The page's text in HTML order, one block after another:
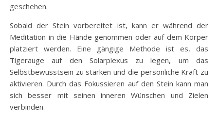
geschehen.
Sobald der Stein vorbereitet ist, kann er während der
Meditation in die Hände genommen oder auf dem Körper
platziert werden. Eine gängige Methode ist es, das
Tigerauge auf den Solarplexus zu legen, um das
Selbstbewusstsein zu stärken und die persönliche Kraft zu
aktivieren. Durch das Fokussieren auf den Stein kann man
sich besser mit seinen inneren Wünschen und Zielen
verbinden.